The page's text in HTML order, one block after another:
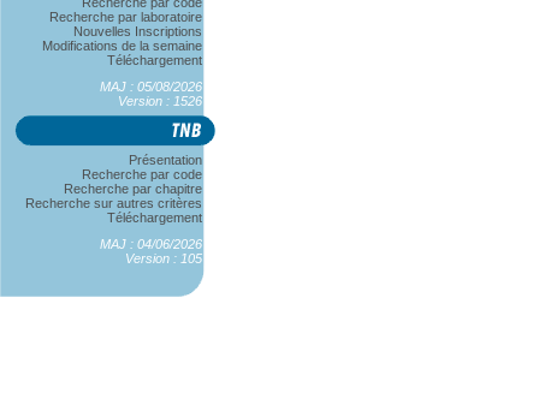
Recherche par laboratoire
Nouvelles Inscriptions
Modifications de la semaine
Téléchargement
MAJ : 05/08/2026
Version : 1526
Présentation
Recherche par code
Recherche par chapitre
Recherche sur autres critères
Téléchargement
MAJ : 04/06/2026
Version : 105